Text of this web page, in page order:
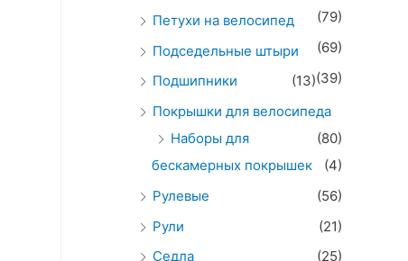
(79)
Петухи на велосипед
(69)
Подседельные штыри
(39)
Подшипники
(13)
Покрышки для велосипеда
(80)
Наборы для
бескамерных покрышек
(4)
Рулевые
(56)
Рули
(21)
Седла
(25)